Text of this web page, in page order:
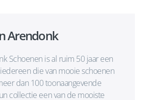
Arendonk
Schoenen is al ruim 50 jaar een
die van mooie schoenen
dan 100 toonaangevende
collectie een van de mooiste